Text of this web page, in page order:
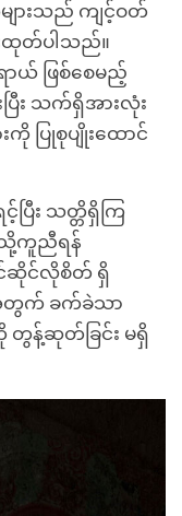
ျားသည် ကျင့်ဝတ်
ထုတ်ပါသည်။
ာယ် ဖြစ်စေမည့်
ပြီး သက်ရှိအားလုံး
ပြုစုပျိုး‌ထောင်
ပြီး သတ္တိရှိကြ
သို့ကူညီရန်
င်ဆိုင်လိုစိတ် ရှိ
အတွက် ခက်ခဲသာ
ကို တွန့်ဆုတ်ခြင်း မရှိ